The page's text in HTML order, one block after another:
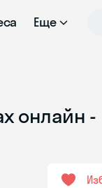
Еще
онлайн -